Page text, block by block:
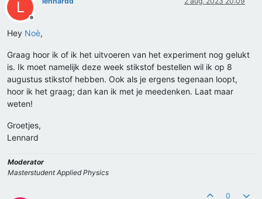
L
Offline
Hey Noè,
Graag hoor ik of ik het uitvoeren van het experiment nog gelukt
is. Ik moet namelijk deze week stikstof bestellen wil ik op 8
augustus stikstof hebben. Ook als je ergens tegenaan loopt,
hoor ik het graag; dan kan ik met je meedenken. Laat maar
weten!
Groetjes,
Lennard
Moderator
Masterstudent Applied Physics
0